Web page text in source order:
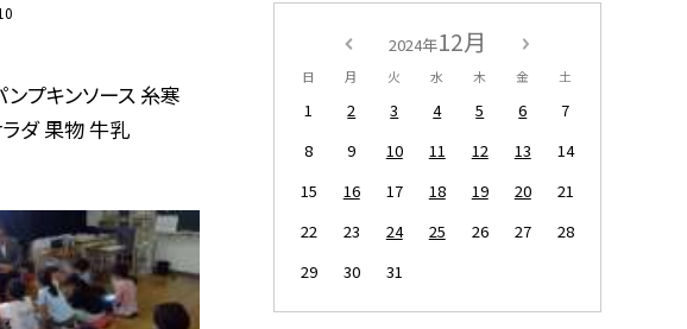
ンプキンソース 糸寒
ダ 果物 牛乳
2024年12月
日 月 火 水 木 金 土
1 2 3 4 5 6
7
8
9 10 11 12 13
14
15
16 17 18 19 20
21
22
23 24 25 26 27
28
29
30 31